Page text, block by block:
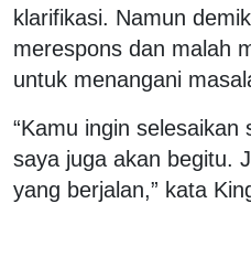
klarifikasi. Namun
merespons dan malah
untuk menangani
“Kamu ingin
saya juga akan begitu.
yang berjalan,” kata